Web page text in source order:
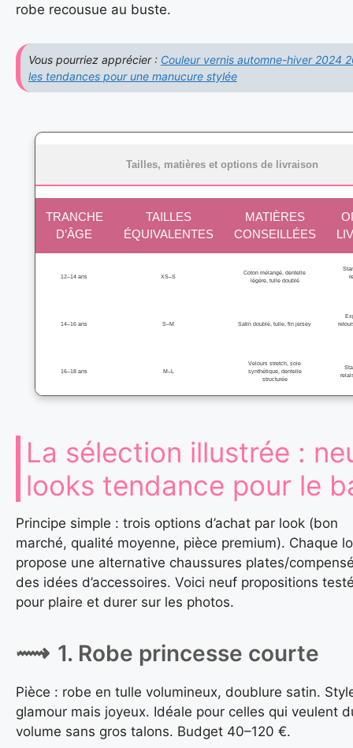
robe recousue au buste.
Vous pourriez apprécier : Couleur vernis automne-hiver 2024
les tendances pour une manucure stylée
Tailles, matières et options de livraison
TRANCHE
D’ÂGE
TAILLES
ÉQUIVALENTES
MATIÈRES
CONSEILLÉES
12–14 ans XS–S
Coton mélangé, dentelle
légère, tulle doublé
14–16 ans S–M Satin doublé, tulle, fin jersey
16–18 ans M–L
Velours stretch, soie
synthétique, dentelle
structurée
La sélection illustrée :
looks tendance pour le
Principe simple : trois options d’achat par look (bon
marché, qualité moyenne, pièce premium). Chaque
propose une alternative chaussures plates/
des idées d’accessoires. Voici neuf propositions
pour plaire et durer sur les photos.
1. Robe princesse courte
Pièce : robe en tulle volumineux, doublure satin.
glamour mais joyeux. Idéale pour celles qui veulent
volume sans gros talons. Budget 40–120 €.